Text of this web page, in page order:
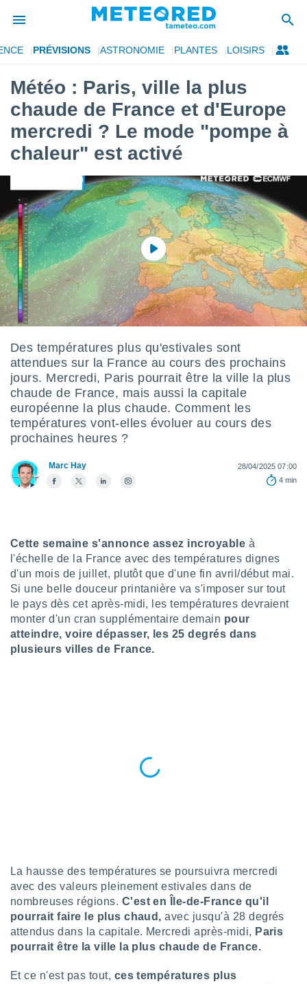
de
par
des
Vous
en
:
les
et
par le
nous
des
de très
sur
et
»,
au
la
du
en
ACCEPTER
ET
CONTINUER
PRÉVISIONS ASTRONOMIE PLANTES LOISIRS
Météo : Paris, ville la plus
chaude de France et d'Europe
mercredi ? Le mode "pompe à
chaleur" est activé
Des températures plus qu'estivales sont
attendues sur la France au cours des prochains
jours. Mercredi, Paris pourrait être la ville la plus
chaude de France, mais aussi la capitale
européenne la plus chaude. Comment les
températures vont-elles évoluer au cours des
prochaines heures ?
Marc Hay
28/04/2025 07:00
4 min
Cette semaine s'annonce assez incroyable à
l'échelle de la France avec des températures dignes
d'un mois de juillet, plutôt que d'une fin avril/début mai.
Si une belle douceur printanière va s'imposer sur tout
le pays dès cet après-midi, les températures devraient
monter d'un cran supplémentaire demain pour
atteindre, voire dépasser, les 25 degrés dans
plusieurs villes de France.
La hausse des températures se poursuivra mercredi
avec des valeurs pleinement estivales dans de
nombreuses régions. C'est en Île-de-France qu'il
pourrait faire le plus chaud,avec jusqu'à 28 degrés
attendus dans la capitale. Mercredi après-midi, Paris
pourrait être la ville la plus chaude de France.
Et ce n'est pas tout, ces températures plus